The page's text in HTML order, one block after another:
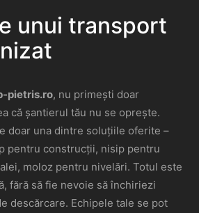
unui transport
pietris.ro, nu primești doar
că șantierul tău nu se oprește.
doar una dintre soluțiile oferite –
pentru construcții, nisip pentru
moloz pentru nivelări. Totul este
fără să fie nevoie să închiriezi
descărcare. Echipele tale se pot